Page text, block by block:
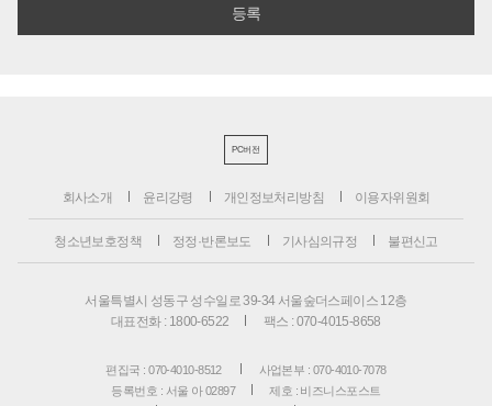
PC버전
회사소개 윤리강령 개인정보처리방침 이용자위원회
청소년보호정책 정정·반론보도 기사심의규정 불편신고
서울특별시 성동구 성수일로 39-34 서울숲더스페이스 12층
대표전화 : 1800-6522
팩스 : 070-4015-8658
편집국 : 070-4010-8512
사업본부 : 070-4010-7078
등록번호 : 서울 아 02897
제호 : 비즈니스포스트